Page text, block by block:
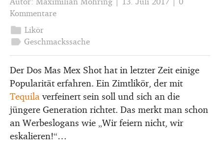
Kommentare
folder Likör
label Geschmackssache
Der Dos Mas Mex Shot hat in letzter Zeit einige
Popularität erfahren. Ein Zimtlikör, der mit
Tequila verfeinert sein soll und sich an die
jüngere Generation richtet. Das merkt man schon
an Werbeslogans wie „Wir feiern nicht, wir
eskalieren!“…